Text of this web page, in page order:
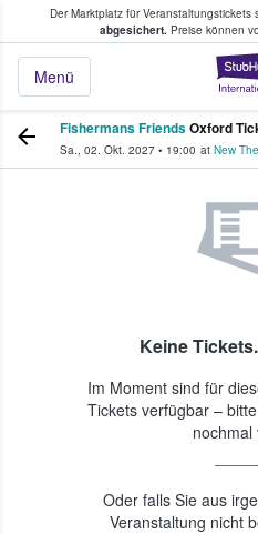
Der Marktplatz für Veranstaltungstickets
abgesichert.Preise können
Menü
Tickets kaufen &
Fishermans FriendsOxford
Sa., 02. Okt. 2027 • 19:00 at New
Keine
Im Moment sind für
Tickets verfügbar –
nochmal
Oder falls Sie aus
Veranstaltung nicht